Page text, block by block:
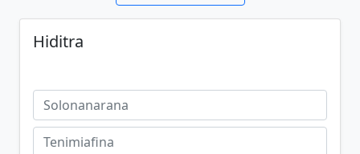
Hiditra